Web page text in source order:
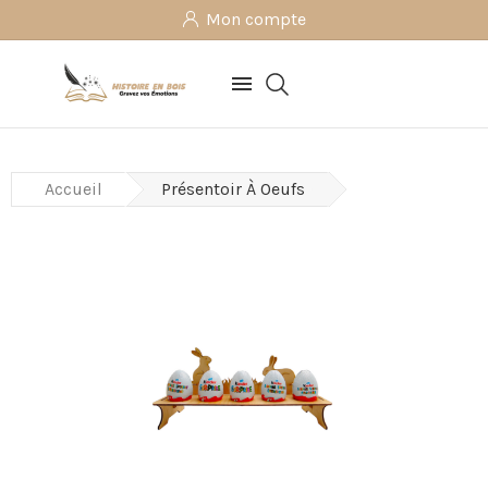
Mon compte

Accueil Présentoir À Oeufs